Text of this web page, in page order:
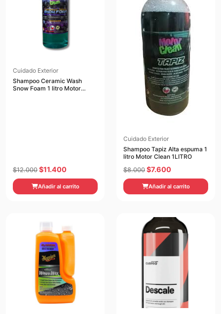
Cuidado Exterior
Shampoo Ceramic Wash
Snow Foam 1 litro Motor
$12.000 El
precio
original
$11.400El
precio
actual
Añadir al carrito
Cuidado Exterior
Shampoo Tapiz Alta espuma 1
litro Motor Clean 1LITRO
$8.000 El
precio
original
$7.600El
precio
actual
Añadir al carrito